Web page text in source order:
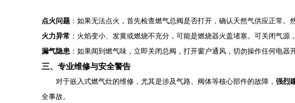
点火问题 ：如果无法点火，首先检查燃气总阀是否打开，确认天然气供应正常
火力异常 ：火焰变小、发黄或燃烧不充分，可能是燃烧器火盖堵塞。可关闭气源
漏气隐患 ：如果闻到燃气味，立即关闭总阀，打开窗户通风，切勿操作任何电
三、专业维修与安全警告
对于嵌入式燃气灶的维修，尤其是涉及气路、阀体等核心部件的故障， 强烈
全事故。